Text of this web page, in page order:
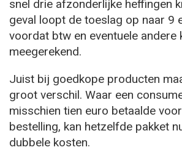
snel drie afzonderlijke heffingen
geval loopt de toeslag op naar 9
voordat btw en eventuele andere
meegerekend.
Juist bij goedkope producten
groot verschil. Waar een
misschien tien euro betaalde
bestelling, kan hetzelfde pakket
dubbele kosten.